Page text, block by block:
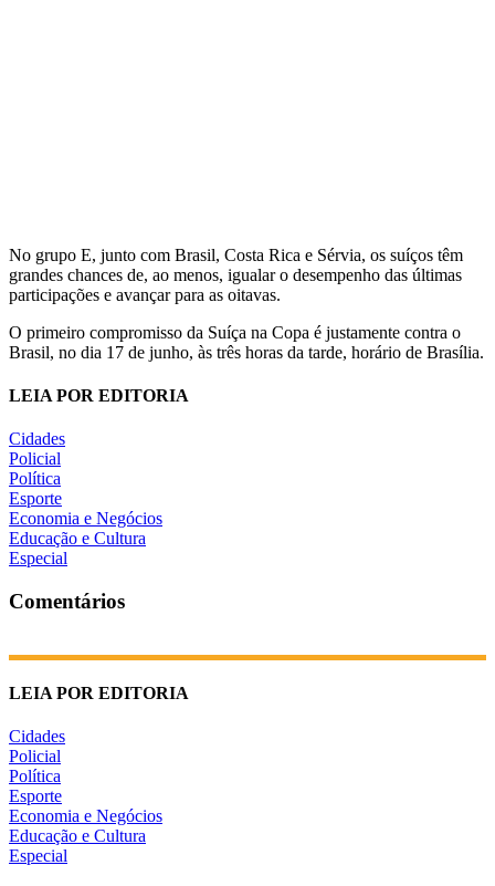
No grupo E, junto com Brasil, Costa Rica e Sérvia, os suíços têm
grandes chances de, ao menos, igualar o desempenho das últimas
participações e avançar para as oitavas.
O primeiro compromisso da Suíça na Copa é justamente contra o
Brasil, no dia 17 de junho, às três horas da tarde, horário de Brasília.
LEIA POR EDITORIA
Cidades
Policial
Política
Esporte
Economia e Negócios
Educação e Cultura
Especial
Comentários
LEIA POR EDITORIA
Cidades
Policial
Política
Esporte
Economia e Negócios
Educação e Cultura
Especial